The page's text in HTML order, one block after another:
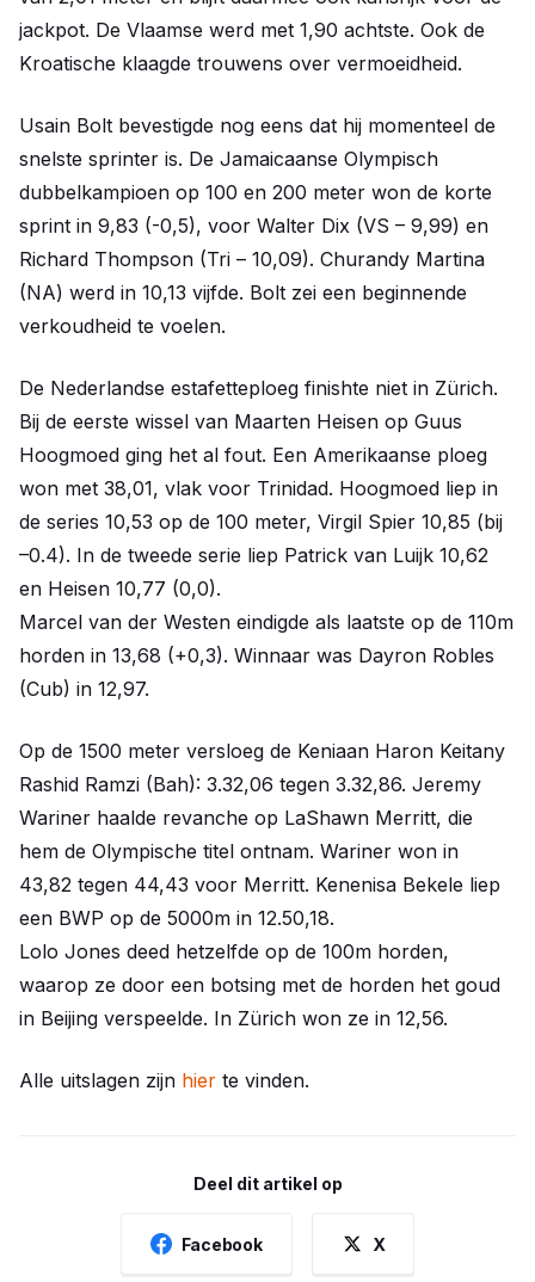
jackpot. De Vlaamse werd met 1,90 achtste. Ook de
Kroatische klaagde trouwens over vermoeidheid.
Usain Bolt bevestigde nog eens dat hij momenteel de
snelste sprinter is. De Jamaicaanse Olympisch
dubbelkampioen op 100 en 200 meter won de korte
sprint in 9,83 (-0,5), voor Walter Dix (VS – 9,99) en
Richard Thompson (Tri – 10,09). Churandy Martina
(NA) werd in 10,13 vijfde. Bolt zei een beginnende
verkoudheid te voelen.
De Nederlandse estafetteploeg finishte niet in Zürich.
Bij de eerste wissel van Maarten Heisen op Guus
Hoogmoed ging het al fout. Een Amerikaanse ploeg
won met 38,01, vlak voor Trinidad. Hoogmoed liep in
de series 10,53 op de 100 meter, Virgil Spier 10,85 (bij
–0.4). In de tweede serie liep Patrick van Luijk 10,62
en Heisen 10,77 (0,0).
Marcel van der Westen eindigde als laatste op de 110m
horden in 13,68 (+0,3). Winnaar was Dayron Robles
(Cub) in 12,97.
Op de 1500 meter versloeg de Keniaan Haron Keitany
Rashid Ramzi (Bah): 3.32,06 tegen 3.32,86. Jeremy
Wariner haalde revanche op LaShawn Merritt, die
hem de Olympische titel ontnam. Wariner won in
43,82 tegen 44,43 voor Merritt. Kenenisa Bekele liep
een BWP op de 5000m in 12.50,18.
Lolo Jones deed hetzelfde op de 100m horden,
waarop ze door een botsing met de horden het goud
in Beijing verspeelde. In Zürich won ze in 12,56.
Alle uitslagen zijn hier te vinden.
Deel dit artikel op
Facebook X